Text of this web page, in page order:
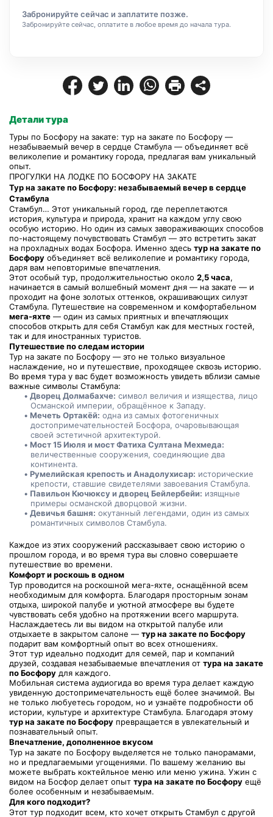
Детали тура
Туры по Босфору на закате: тур на закате по Босфору —
незабываемый вечер в сердце Стамбула — объединяет всё
великолепие и романтику города, предлагая вам уникальный
опыт.
ПРОГУЛКИ НА ЛОДКЕ ПО БОСФОРУ НА ЗАКАТЕ
Тур на закате по Босфору: незабываемый вечер в сердце
Стамбула
Стамбул… Этот уникальный город, где переплетаются
история, культура и природа, хранит на каждом углу свою
особую историю. Но один из самых завораживающих способов
по-настоящему почувствовать Стамбул — это встретить закат
на прохладных водах Босфора. Именно здесь тур на закате по
Босфору объединяет всё великолепие и романтику города,
даря вам неповторимые впечатления.
Этот особый тур, продолжительностью около 2,5 часа,
начинается в самый волшебный момент дня — на закате — и
проходит на фоне золотых оттенков, окрашивающих силуэт
мега-яхте — один из самых приятных и впечатляющих
способов открыть для себя Стамбул как для местных гостей,
так и для иностранных туристов.
Путешествие по следам истории
Тур на закате по Босфору — это не только визуальное
наслаждение, но и путешествие, проходящее сквозь историю.
Во время тура у вас будет возможность увидеть вблизи самые
важные символы Стамбула:
Дворец Долмабахче: символ величия и изящества, лицо
Османской империи, обращённое к Западу.
Мечеть Ортакёй: одна из самых фотогеничных
достопримечательностей Босфора, очаровывающая
своей эстетичной архитектурой.
Мост 15 Июля и мост Фатиха Султана Мехмеда:
величественные сооружения, соединяющие два
континента.
Румелийская крепость и Анадолухисар: исторические
крепости, ставшие свидетелями завоевания Стамбула.
Павильон Кючюксу и дворец Бейлербейи: изящные
примеры османской дворцовой жизни.
Девичья башня: окутанный легендами, один из самых
романтичных символов Стамбула.
Каждое из этих сооружений рассказывает свою историю о
прошлом города, и во время тура вы словно совершаете
путешествие во времени.
Комфорт и роскошь в одном
Тур проводится на роскошной мега-яхте, оснащённой всем
необходимым для комфорта. Благодаря просторным зонам
отдыха, широкой палубе и уютной атмосфере вы будете
чувствовать себя удобно на протяжении всего маршрута.
Наслаждаетесь ли вы видом на открытой палубе или
отдыхаете в закрытом салоне — тур на закате по Босфору
подарит вам комфортный опыт во всех отношениях.
Этот тур идеально подходит для семей, пар и компаний
друзей, создавая незабываемые впечатления от тура на закате
по Босфору для каждого.
Мобильная система аудиогида во время тура делает каждую
увиденную достопримечательность ещё более значимой. Вы
не только любуетесь городом, но и узнаёте подробности об
тур на закате по Босфору превращается в увлекательный и
познавательный опыт.
Впечатление, дополненное вкусом
Тур на закате по Босфору выделяется не только панорамами,
но и предлагаемыми угощениями. По вашему желанию вы
можете выбрать коктейльное меню или меню ужина. Ужин с
видом на Босфор делает опыт тура на закате по Босфору ещё
более особенным и незабываемым.
Для кого подходит?
Этот тур подходит всем, кто хочет открыть Стамбул с другой
Забронируйте сейчас и заплатите позже.
Забронируйте сейчас, оплатите в любое время до начала тура.